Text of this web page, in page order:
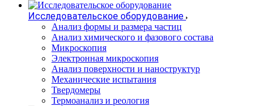
Исследовательское оборудование
Анализ формы и размера частиц
Анализ химического и фазового состава
Микроскопия
Электронная микроскопия
Анализ поверхности и наноструктур
Механические испытания
Твердомеры
Термоанализ и реология